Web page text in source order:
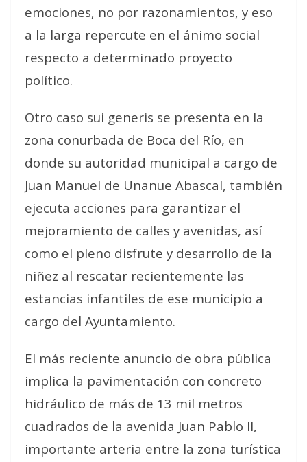
emociones, no por razonamientos, y eso
a la larga repercute en el ánimo social
respecto a determinado proyecto
político.
Otro caso sui generis se presenta en la
zona conurbada de Boca del Río, en
donde su autoridad municipal a cargo de
Juan Manuel de Unanue Abascal, también
ejecuta acciones para garantizar el
mejoramiento de calles y avenidas, así
como el pleno disfrute y desarrollo de la
niñez al rescatar recientemente las
estancias infantiles de ese municipio a
cargo del Ayuntamiento.
El más reciente anuncio de obra pública
implica la pavimentación con concreto
hidráulico de más de 13 mil metros
cuadrados de la avenida Juan Pablo II,
importante arteria entre la zona turística